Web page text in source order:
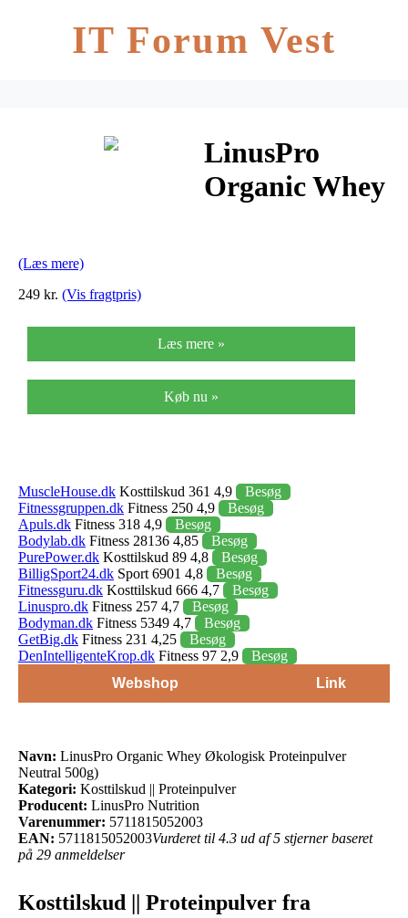
IT Forum Vest
LinusPro
Organic Whey
(Læs mere)
249 kr. (Vis fragtpris)
Læs mere »
Køb nu »
MuscleHouse.dk Kosttilskud 361 4,9
Besøg
Fitnessgruppen.dk Fitness 250 4,9
Besøg
Apuls.dk Fitness 318 4,9
Besøg
Bodylab.dk Fitness 28136 4,85
Besøg
PurePower.dk Kosttilskud 89 4,8
Besøg
BilligSport24.dk Sport 6901 4,8
Besøg
Fitnessguru.dk Kosttilskud 666 4,7
Besøg
Linuspro.dk Fitness 257 4,7
Besøg
Bodyman.dk Fitness 5349 4,7
Besøg
GetBig.dk Fitness 231 4,25
Besøg
DenIntelligenteKrop.dk Fitness 97 2,9
Besøg
Webshop
Link
Navn: LinusPro Organic Whey Økologisk Proteinpulver
Neutral 500g)
Kategori: Kosttilskud || Proteinpulver
Producent: LinusPro Nutrition
Varenummer: 5711815052003
EAN: 5711815052003Vurderet til 4.3 ud af 5 stjerner baseret
på 29 anmeldelser
Kosttilskud || Proteinpulver fra